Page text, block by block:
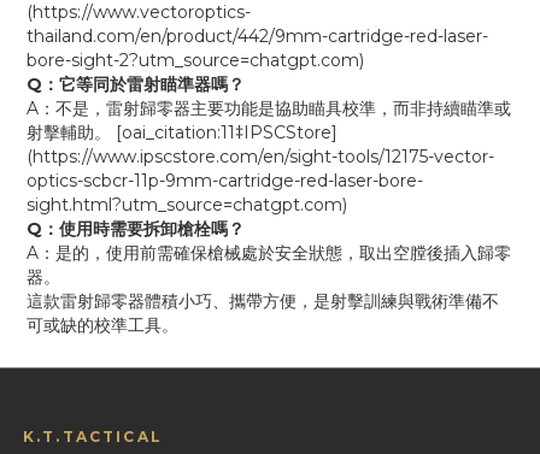
(https://www.vectoroptics-
thailand.com/en/product/442/9mm-cartridge-red-laser-
bore-sight-2?utm_source=chatgpt.com)
Q：它等同於雷射瞄準器嗎？
A：不是，雷射歸零器主要功能是協助瞄具校準，而非持續瞄準或
射擊輔助。 [oai_citation:11‡IPSCStore]
(https://www.ipscstore.com/en/sight-tools/12175-vector-
optics-scbcr-11p-9mm-cartridge-red-laser-bore-
sight.html?utm_source=chatgpt.com)
Q：使用時需要拆卸槍栓嗎？
A：是的，使用前需確保槍械處於安全狀態，取出空膛後插入歸零
器。
這款雷射歸零器體積小巧、攜帶方便，是射擊訓練與戰術準備不
可或缺的校準工具。
K.T.TACTICAL